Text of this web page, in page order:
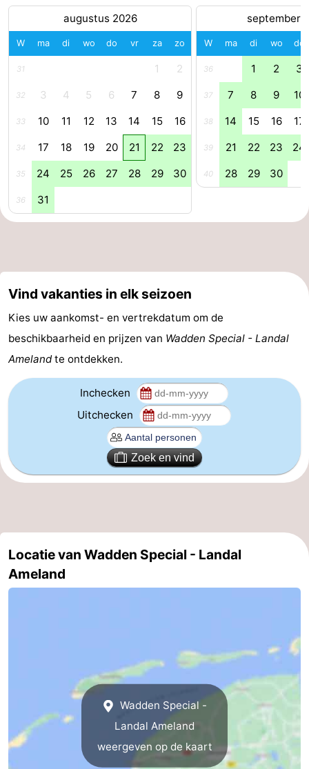
Forum
Route
Boot
Waddenhoppen
Nieuws
Medische
adressen
Regio
Friesland
-
-
Schiermonnikoog
Vlieland
-
Texel
Weer
augustus 2026
W ma di wo do vr za zo
31 1 2
32 3 4 5 6 7 8 9
33 10 11 12 13 14 15 16
34 17 18 19 20 21 22 23
35 24 25 26 27 28 29 30
36 31
september
W ma di wo do
36 1 2 3
37 7 8 9 10
38 14 15 16 17
39 21 22 23 24
40 28 29 30
Vind vakanties in elk seizoen
Kies uw aankomst- en vertrekdatum om de
beschikbaarheid en prijzen van Wadden Special - Landal
Amelandte ontdekken.
Inchecken
Uitchecken
Zoek en vind
Locatie van Wadden Special - Landal
Ameland
Wadden Special -
Landal Ameland
weergeven op de kaart